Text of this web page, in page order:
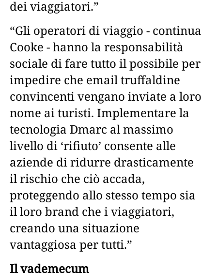
dei viaggiatori.”
“Gli operatori di viaggio - continua
Cooke - hanno la responsabilità
sociale di fare tutto il possibile per
impedire che email truffaldine
convincenti vengano inviate a loro
nome ai turisti. Implementare la
tecnologia Dmarc al massimo
livello di ‘rifiuto’ consente alle
aziende di ridurre drasticamente
il rischio che ciò accada,
proteggendo allo stesso tempo sia
il loro brand che i viaggiatori,
creando una situazione
vantaggiosa per tutti.”
Il vademecum